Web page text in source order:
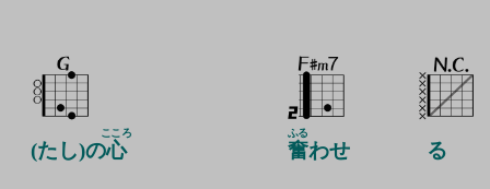
(たし)の心
こころ
奮
ふる
わせ る